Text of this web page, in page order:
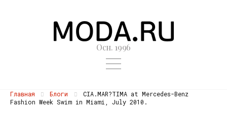
Осн. 1996
Главная Блоги
CIA.MAR?TIMA at Mercedes-Benz
Fashion Week Swim in Miami, July 2010.